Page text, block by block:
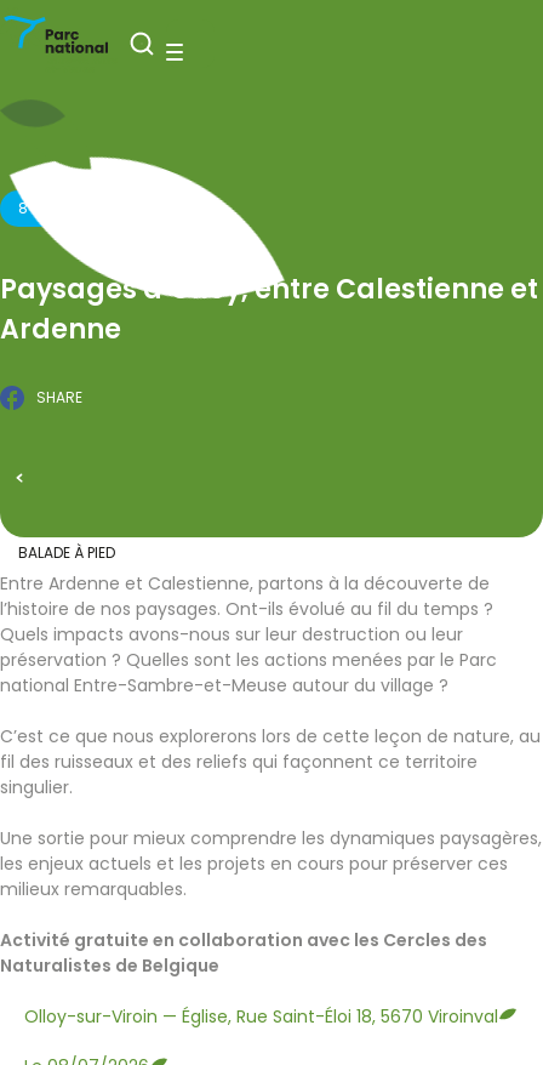
Nationaal Park Entre-Sambre-et-Meuse
Open zoeken
8 JULI 2026
Paysages d’Olloy, entre Calestienne et
Ardenne
SHARE
Facebook
Alle evenementen
BALADE À PIED
Entre Ardenne et Calestienne, partons à la découverte de
l’histoire de nos paysages. Ont-ils évolué au fil du temps ?
Quels impacts avons-nous sur leur destruction ou leur
préservation ? Quelles sont les actions menées par le Parc
national Entre-Sambre-et-Meuse autour du village ?
C’est ce que nous explorerons lors de cette leçon de nature, au
fil des ruisseaux et des reliefs qui façonnent ce territoire
singulier.
Une sortie pour mieux comprendre les dynamiques paysagères,
les enjeux actuels et les projets en cours pour préserver ces
milieux remarquables.
Activité gratuite en collaboration avec les Cercles des
Naturalistes de Belgique
Olloy-sur-Viroin — Église, Rue Saint-Éloi 18, 5670 Viroinval